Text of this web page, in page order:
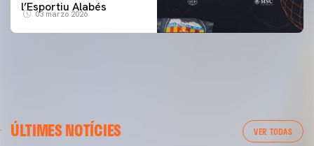
l’Esportiu Alabés
03 marzo 2026
ÚLTIMES NOTÍCIES VER TODAS